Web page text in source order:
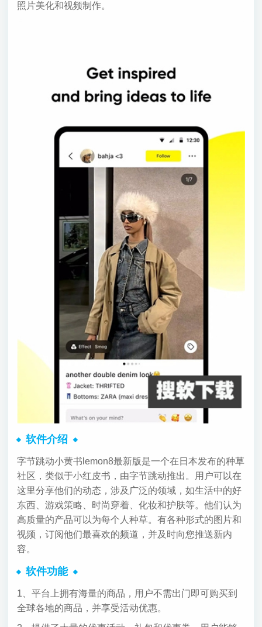
照片美化和视频制作。
软件介绍
字节跳动小黄书lemon8最新版是一个在日本发布的种草
社区，类似于小红皮书，由字节跳动推出。用户可以在
这里分享他们的动态，涉及广泛的领域，如生活中的好
东西、游戏策略、时尚穿着、化妆和护肤等。他们认为
高质量的产品可以为每个人种草。有各种形式的图片和
视频，订阅他们最喜欢的频道，并及时向您推送新内
容。
软件功能
1、平台上拥有海量的商品，用户不需出门即可购买到
全球各地的商品，并享受活动优惠。